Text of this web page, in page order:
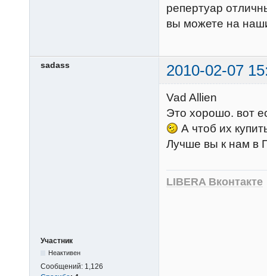
репертуар
вы можете на
sadass 2010-02-07
Участник
Неактивен
Сообщений: 1,126
Vad Allien
Это хорошо. вот
А чтоб их
Лучше вы к нам в
LIBERA Вконтакте